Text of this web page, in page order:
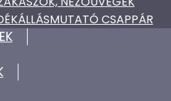
CSAPPÁR